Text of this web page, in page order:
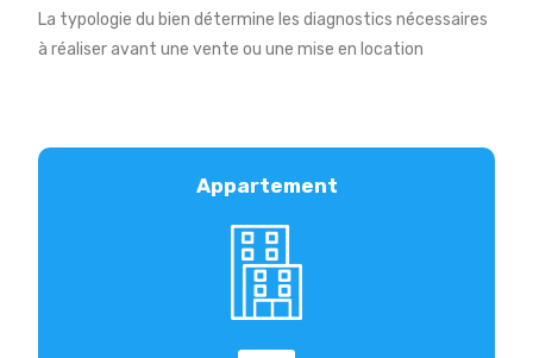
La typologie du bien détermine les diagnostics nécessaires
à réaliser avant une vente ou une mise en location
Appartement